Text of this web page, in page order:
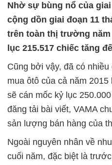
Nhờ sự bùng nổ của
cộng dồn giai đoạn 11
trên toàn thị trường năm
lục 215.517 chiếc tăng
Cũng bởi vậy, đã có
mua ôtô của cả năm
sẽ cán mốc kỷ lục
đăng tải bài viết, VAMA
sản lượng bán hàng của
Ngoài nguyên nhân về
cuối năm, đặc biệt là